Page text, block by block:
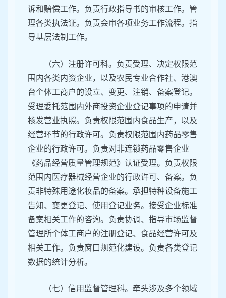
诉和赔偿工作。负责行政指导书的审核工作。管
理各类执法证。负责会审各项业务工作流程。指
导基层法制工作。
（六）注册许可科。负责受理、决定权限范
围内各类内资企业，以及农民专业合作社、港澳
台个体工商户的设立、变更、注销、备案登记。
受理委托范围内外商投资企业登记事项的申请并
核发营业执照。负责权限范围内食品生产，以及
经营环节的行政许可。负责权限范围内药品零售
企业的行政许可。负责对非连锁药品零售企业
《药品经营质量管理规范》认证受理。负责权限
范围内医疗器械经营企业的行政许可、备案。负
责非特殊用途化妆品的备案。承担特种设备施工
告知、变更登记、使用登记业务。接受企业标准
备案相关工作的咨询。负责协调、指导市场监督
管理所个体工商户的注册登记、食品经营许可及
相关工作。负责窗口规范化建设。负责各类登记
数据的统计分析。
（七）信用监督管理科。牵头涉及多个领域